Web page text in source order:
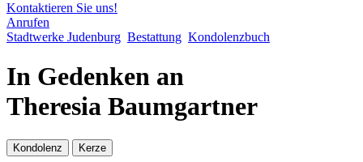
Kontaktieren Sie uns!
Anrufen
Stadtwerke Judenburg Bestattung Kondolenzbuch
In Gedenken an
Theresia Baumgartner
Kondolenz Kerze